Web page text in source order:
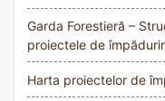
Garda Forestieră –
proiectele de
Harta proiectelor de